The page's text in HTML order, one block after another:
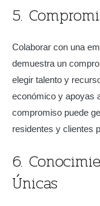
5.
Colaborar con una
demuestra un
elegir talento y
económico y apoyas
compromiso puede
residentes y clientes
6.
Únicas